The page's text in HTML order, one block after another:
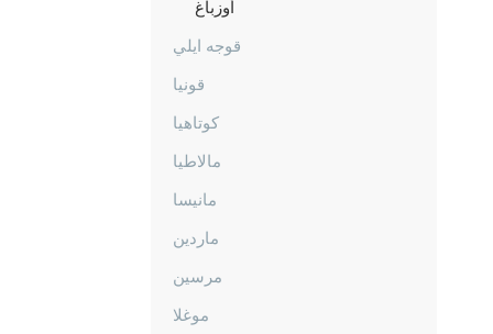
أوزباغ
قوجه ايلي
قونيا
كوتاهيا
مالاطيا
مانيسا
ماردين
مرسين
موغلا